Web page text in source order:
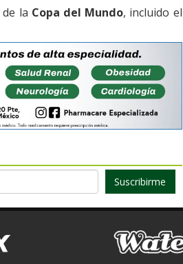
de la Copa del Mundo, incluido el
Suscribirme